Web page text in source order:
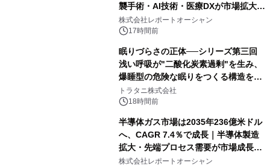
襲手術・AI技術・医療DXが市場拡大を
牽引
株式会社レポートオーシャン
17時間前
眠りづらさの正体──シリーズ第三回
浅い呼吸が"二酸化炭素過剰"を生み、
爆睡型の危険な眠りをつくる構造を解
説
トラタニ株式会社
18時間前
半導体ガス市場は2035年236億米ドル
へ、CAGR 7.4％で成長｜半導体製造
拡大・先端プロセス需要が市場成長を
加速
株式会社レポートオーシャン